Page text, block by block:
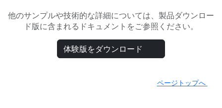
他のサンプルや技術的な詳細については、製品ダウンロー
ド版に含まれるドキュメントをご参照ください。
体験版をダウンロード
ページトップへ